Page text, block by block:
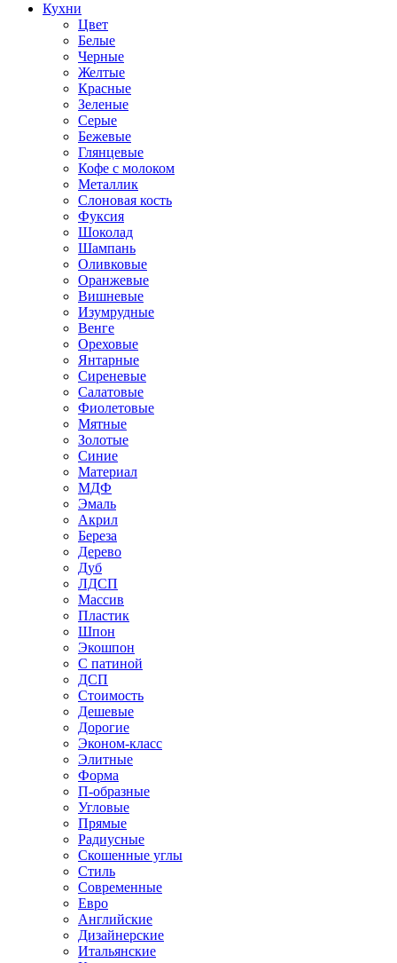
Кухни
Цвет
Белые
Черные
Желтые
Красные
Зеленые
Серые
Бежевые
Глянцевые
Кофе с молоком
Металлик
Слоновая кость
Фуксия
Шоколад
Шампань
Оливковые
Оранжевые
Вишневые
Изумрудные
Венге
Ореховые
Янтарные
Сиреневые
Салатовые
Фиолетовые
Мятные
Золотые
Синие
Материал
МДФ
Эмаль
Акрил
Береза
Дерево
Дуб
ЛДСП
Массив
Пластик
Шпон
Экошпон
С патиной
ДСП
Стоимость
Дешевые
Дорогие
Эконом-класс
Элитные
Форма
П-образные
Угловые
Прямые
Радиусные
Скошенные углы
Стиль
Современные
Евро
Английские
Дизайнерские
Итальянские